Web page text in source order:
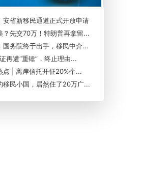
安省新移民通道正式开放申请
？先交70万！特朗普再拿留...
国务院终于出手，移民中介...
再遭“重锤”，终止理由...
点 | 离岸信托开征20%个...
移民小国，居然住了20万广...